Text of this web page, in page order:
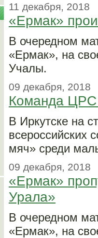
11 декабря, 2018
«Ермак»
В очередном
«Ермак», на
Учалы.
09 декабря, 2018
Команда ЦРС
В Иркутске на
всероссийских
мяч» среди
09 декабря, 2018
«Ермак»
Урала»
В очередном
«Ермак», на